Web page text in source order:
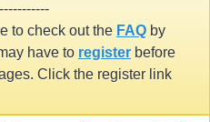
to check out the FAQ by
have to register before
Click the register link